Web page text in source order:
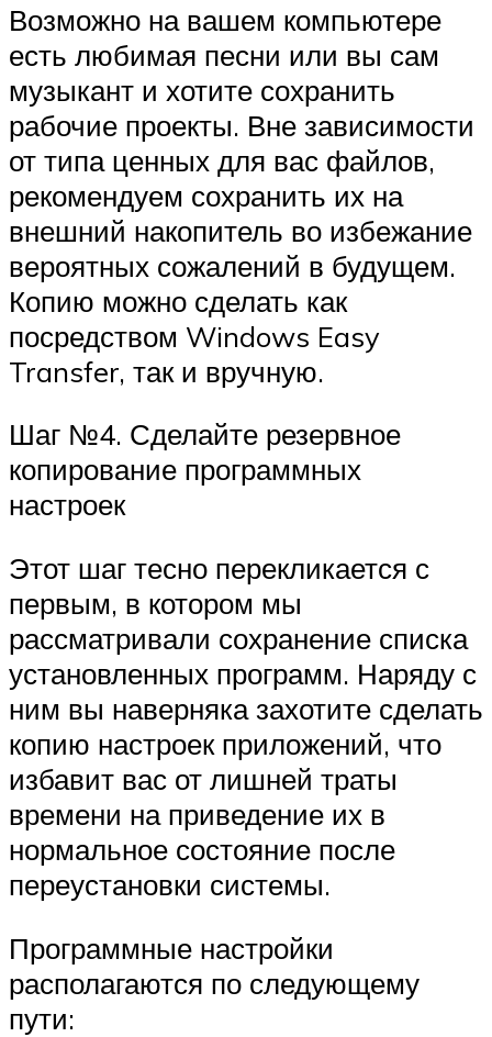
Возможно на вашем компьютере
есть любимая песни или вы сам
музыкант и хотите сохранить
рабочие проекты. Вне зависимости
от типа ценных для вас файлов,
рекомендуем сохранить их на
внешний накопитель во избежание
вероятных сожалений в будущем.
Копию можно сделать как
посредством Windows Easy
Transfer, так и вручную.
Шаг №4. Сделайте резервное
копирование программных
настроек
Этот шаг тесно перекликается с
первым, в котором мы
рассматривали сохранение списка
установленных программ. Наряду с
ним вы наверняка захотите сделать
копию настроек приложений, что
избавит вас от лишней траты
времени на приведение их в
нормальное состояние после
переустановки системы.
Программные настройки
располагаются по следующему
пути: